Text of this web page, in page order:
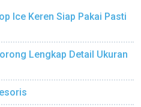
Ice Keren Siap Pakai Pasti
Lengkap Detail Ukuran